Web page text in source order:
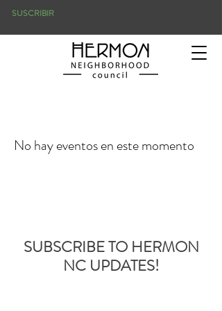
SUSCRIBIR
No hay eventos en este momento
SUBSCRIBE TO HERMON
NC UPDATES!